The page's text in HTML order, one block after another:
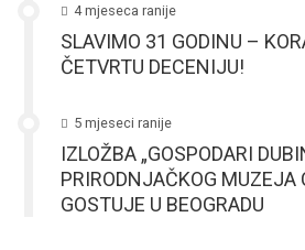
4 mjeseca ranije
SLAVIMO 31 GODINU –
ČETVRTU DECENIJU!
5 mjeseci ranije
IZLOŽBA „GOSPODARI
PRIRODNJAČKOG MUZEJA
GOSTUJE U BEOGRADU